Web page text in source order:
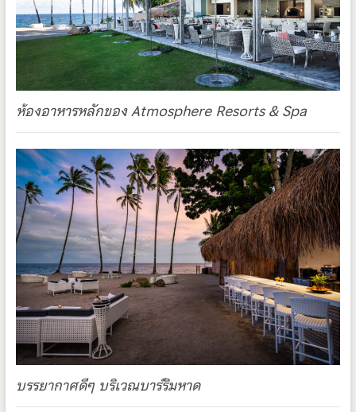
ห้องอาหารหลักของ Atmosphere Resorts & Spa
บรรยากาศดีๆ บริเวณบาร์ริมหาด